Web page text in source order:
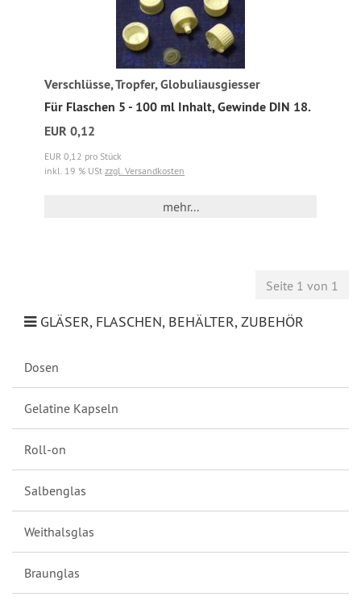
Verschlüsse, Tropfer, Globuliausgiesser
Für Flaschen 5 - 100 ml Inhalt, Gewinde DIN 18.
EUR 0,12
EUR 0,12 pro Stück
inkl. 19 % USt zzgl. Versandkosten
mehr...
Seite 1 von 1
GLÄSER, FLASCHEN, BEHÄLTER, ZUBEHÖR
Dosen
Gelatine Kapseln
Roll-on
Salbenglas
Weithalsglas
Braunglas